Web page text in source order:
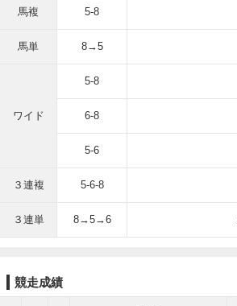
馬複 5-8
馬単 8→5
ワイド
5-8
6-8
5-6
３連複 5-6-8
３連単 8→5→6
競走成績